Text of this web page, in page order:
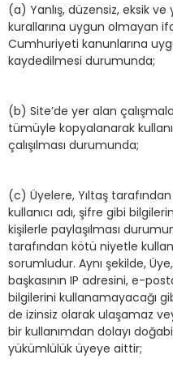
(a) Yanlış, düzensiz, eksik ve
kurallarına uygun olmayan
Cumhuriyeti kanunlarına
kaydedilmesi durumunda;
(b) Site’de yer alan
tümüyle kopyalanarak
çalışılması durumunda;
(c) Üyelere, Yıltaş
kullanıcı adı, şifre gibi
kişilerle paylaşılması
tarafından kötü niyetle
sorumludur. Aynı şekilde,
başkasının IP adresini, e-
bilgilerini kullanamayacağı
de izinsiz olarak ulaşamaz
bir kullanımdan dolayı
yükümlülük üyeye aittir;